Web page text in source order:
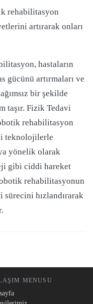
rehabilitasyon
artırarak onları
hastaların
gücünü artırmaları ve
bir şekilde
taşır. Fizik Tedavi
rehabilitasyon
teknolojilerle
yönelik olarak
gibi ciddi hareket
rehabilitasyonun
sürecini hızlandırarak
MENUSU